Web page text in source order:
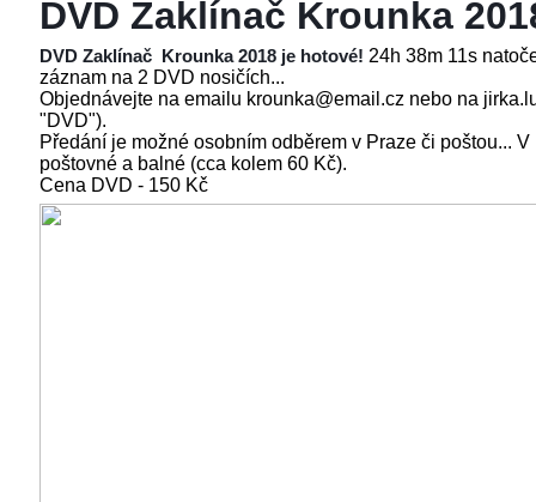
DVD Zaklínač Krounka
DVD Zaklínač Krounka 2018 je hotové! 24h 38m 11s
záznam na 2 DVD nosičích...
Objednávejte na emailu krounka@email.cz nebo na
"DVD").
Předání je možné osobním odběrem v Praze či poštou...
poštovné a balné (cca kolem 60 Kč).
Cena DVD - 150 Kč